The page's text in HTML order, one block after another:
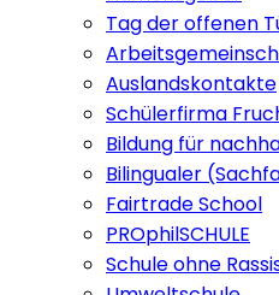
Tag der offenen
Auslandskontakte
Schülerfirma
Bildung für
Bilingualer
Fairtrade School
PROphilSCHULE
Schule ohne